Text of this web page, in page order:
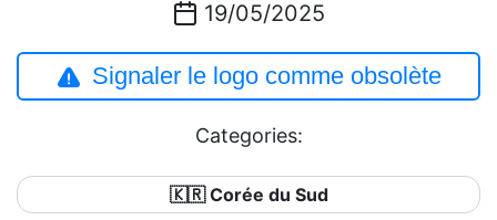
19/05/2025
Signaler le logo comme obsolète
Categories:
🇰🇷 Corée du Sud